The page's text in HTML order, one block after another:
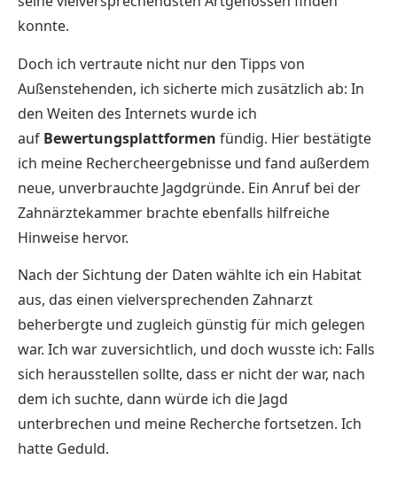
konnte.
Doch ich vertraute nicht nur den Tipps von
Außenstehenden, ich sicherte mich zusätzlich ab: In
den Weiten des Internets wurde ich
auf Bewertungsplattformen fündig. Hier bestätigte
ich meine Rechercheergebnisse und fand außerdem
neue, unverbrauchte Jagdgründe. Ein Anruf bei der
Zahnärztekammer brachte ebenfalls hilfreiche
Hinweise hervor.
Nach der Sichtung der Daten wählte ich ein Habitat
aus, das einen vielversprechenden Zahnarzt
beherbergte und zugleich günstig für mich gelegen
war. Ich war zuversichtlich, und doch wusste ich: Falls
sich herausstellen sollte, dass er nicht der war, nach
dem ich suchte, dann würde ich die Jagd
unterbrechen und meine Recherche fortsetzen. Ich
hatte Geduld.